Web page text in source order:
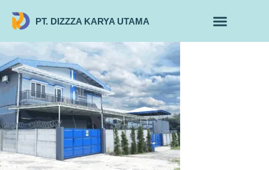
PT. DIZZZA KARYA UTAMA